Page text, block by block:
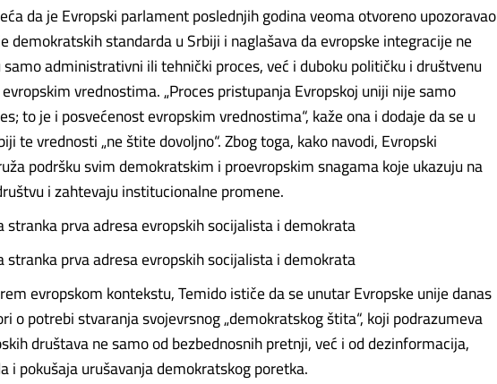
da je Evropski parlament poslednjih godina veoma otvoreno upozoravao
demokratskih standarda u Srbiji i naglašava da evropske integracije ne
administrativni ili tehnički proces, već i duboku političku i društvenu
vrednostima. „Proces pristupanja Evropskoj uniji nije samo
to je i posvećenost evropskim vrednostima“, kaže ona i dodaje da se u
te vrednosti „ne štite dovoljno“. Zbog toga, kako navodi, Evropski
podršku svim demokratskim i proevropskim snagama koje ukazuju na
i zahtevaju institucionalne promene.
stranka prva adresa evropskih socijalista i demokrata
stranka prva adresa evropskih socijalista i demokrata
evropskom kontekstu, Temido ističe da se unutar Evropske unije danas
o potrebi stvaranja svojevrsnog „demokratskog štita“, koji podrazumeva
društava ne samo od bezbednosnih pretnji, već i od dezinformacija,
i pokušaja urušavanja demokratskog poretka.